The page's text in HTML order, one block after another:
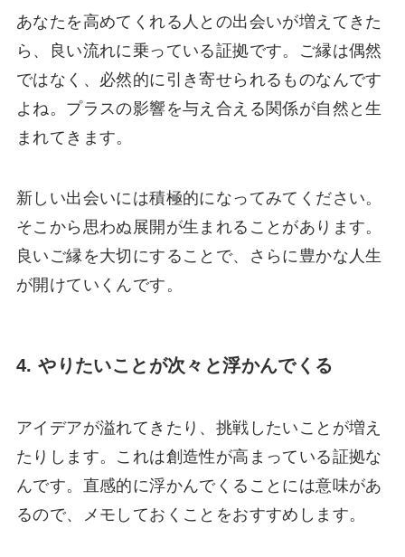
あなたを高めてくれる人との出会いが増えてきた
ら、良い流れに乗っている証拠です。ご縁は偶然
ではなく、必然的に引き寄せられるものなんです
よね。プラスの影響を与え合える関係が自然と生
まれてきます。
新しい出会いには積極的になってみてください。
そこから思わぬ展開が生まれることがあります。
良いご縁を大切にすることで、さらに豊かな人生
が開けていくんです。
4. やりたいことが次々と浮かんでくる
アイデアが溢れてきたり、挑戦したいことが増え
たりします。これは創造性が高まっている証拠な
んです。直感的に浮かんでくることには意味があ
るので、メモしておくことをおすすめします。